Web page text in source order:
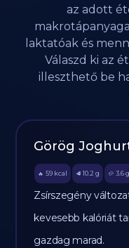
az adott
laktatóak és
Válaszd ki az
illeszthető be
Görög
🔥 59 kcal 🥩 10.2 g 🥔 3.6g
Zsírszegény
kevesebb kalóriát
gazdag marad.